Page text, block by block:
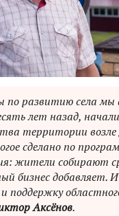
по развитию села мы
лет назад,
территории
сделано по
жители собирают
бизнес добавляет.
поддержку
Аксёнов.